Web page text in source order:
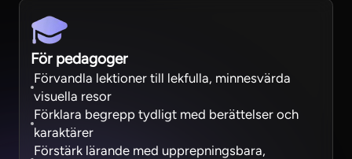
För pedagoger
Förvandla lektioner till lekfulla, minnesvärda
visuella resor
Förklara begrepp tydligt med berättelser och
karaktärer
Förstärk lärande med upprepningsbara,